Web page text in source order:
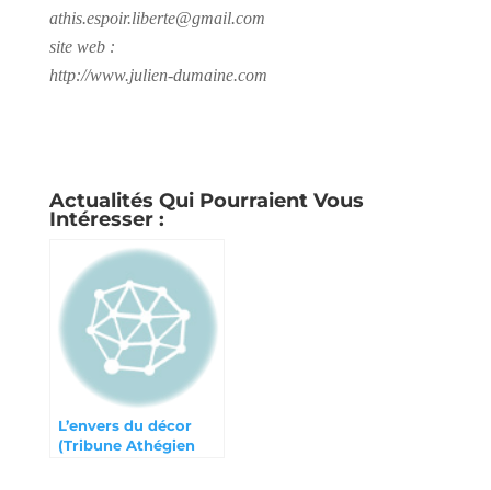
athis.espoir.liberte@gmail.com
site web :
http://www.julien-dumaine.com
Actualités Qui Pourraient Vous
Intéresser :
L’envers du décor
(Tribune Athégien